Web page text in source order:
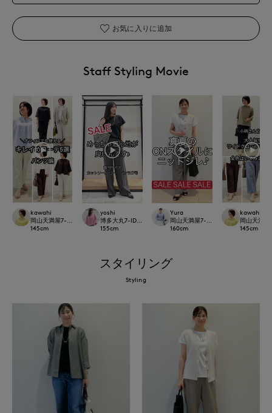
お気に入りに追加
Staff Styling Movie
kawahi
岡山天満屋7-IDconcept.
145cm
yoshi
博多大丸7-IDconcept.
155cm
Yura
岡山天満屋7-IDconcept.
160cm
kawahi
岡山天満
145cm
スタイリング
Styling